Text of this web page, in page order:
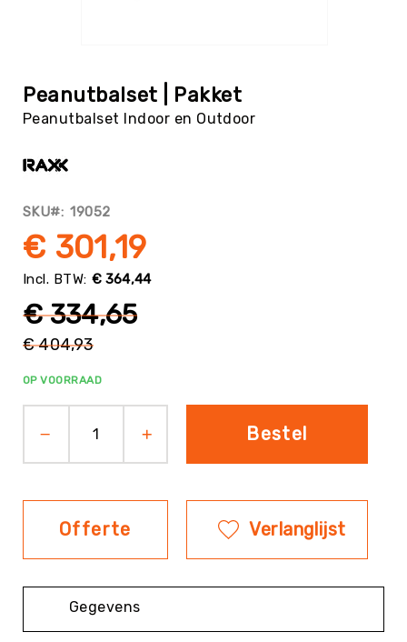
Basketbal
Beachvolleybal
/
Pool
Cornhole
Cricket
Curling
Muziek
Darts
Evenementen
Fitness
Floorball
Frisbee
het
begin
van
Peanutbalset | Pakket
Peanutbalset Indoor en Outdoor
SKU 19052
€ 364,44
€ 301,19
prijs
€ 404,93
€ 334,65
OP VOORRAAD
Bestel
Offerte Verlanglijst
Gegevens